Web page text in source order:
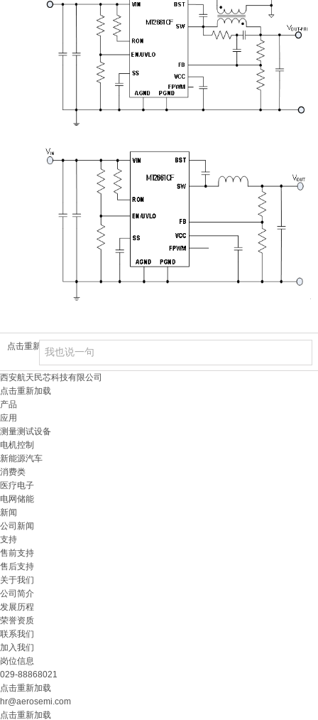
点击重新加载
西安航天民芯科技有限公司
点击重新加载
产品
应用
测量测试设备
电机控制
新能源汽车
消费类
医疗电子
电网储能
新闻
公司新闻
支持
售前支持
售后支持
关于我们
公司简介
发展历程
荣誉资质
联系我们
加入我们
岗位信息
029-88868021
点击重新加载
hr@aerosemi.com
点击重新加载